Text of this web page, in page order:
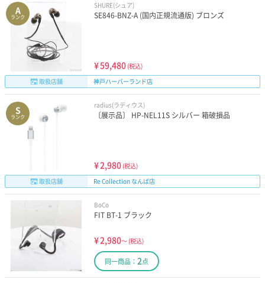
A
ランク
SHURE(シュア)
SE846-BNZ-A (国内正規流通版) ブロンズ
¥59,480 (税込)
取扱店舗
神戸ハーバーランド店
S
ランク
radius(ラディウス)
〔展示品〕 HP-NEL11S シルバー 箱破損品
¥2,980 (税込)
取扱店舗
Re Collection なんば店
BoCo
FIT BT-1 ブラック
¥2,980～ (税込)
同一商品： 2点